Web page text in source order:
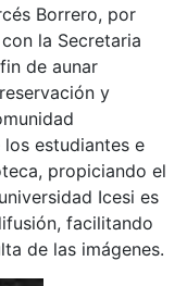
Borrero, por
la Secretaria
de aunar
y
los estudiantes e
propiciando el
Icesi es
facilitando
de las imágenes.